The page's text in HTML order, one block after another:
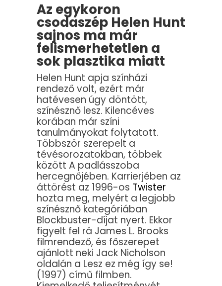
Az egykoron
csodaszép Helen Hunt
sajnos ma már
felismerhetetlen a
sok plasztika miatt
Helen Hunt apja színházi
rendező volt, ezért már
hatévesen úgy döntött,
színésznő lesz. Kilencéves
korában már színi
tanulmányokat folytatott.
Többször szerepelt a
tévésorozatokban, többek
között A padlásszoba
hercegnőjében. Karrierjében az
áttörést az 1996-os Twister
hozta meg, melyért a legjobb
színésznő kategóriában
Blockbuster-díjat nyert. Ekkor
figyelt fel rá James L. Brooks
filmrendező, és főszerepet
ajánlott neki Jack Nicholson
oldalán a Lesz ez még így se!
(1997) című filmben.